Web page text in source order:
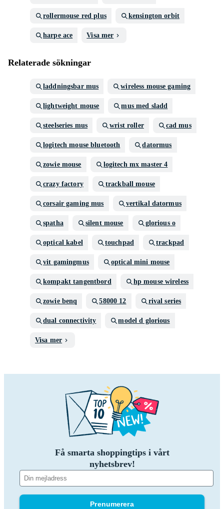
rollermouse red plus kensington orbit
harpe ace Visa mer
Relaterade sökningar
laddningsbar mus wireless mouse gaming
lightweight mouse mus med sladd
steelseries mus wrist roller cad mus
logitech mouse bluetooth datormus
zowie mouse logitech mx master 4
crazy factory trackball mouse
corsair gaming mus vertikal datormus
spatha silent mouse glorious o
optical kabel touchpad trackpad
vit gamingmus optical mini mouse
kompakt tangentbord hp mouse wireless
zowie benq 58000 12 rival series
dual connectivity model d glorious
Visa mer
Få smarta shoppingtips i vårt
nyhetsbrev!
Prenumerera